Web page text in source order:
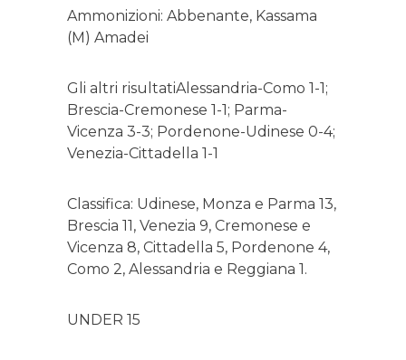
Ammonizioni: Abbenante, Kassama
(M) Amadei
Gli altri risultatiAlessandria-Como 1-1;
Brescia-Cremonese 1-1; Parma-
Vicenza 3-3; Pordenone-Udinese 0-4;
Venezia-Cittadella 1-1
Classifica: Udinese, Monza e Parma 13,
Brescia 11, Venezia 9, Cremonese e
Vicenza 8, Cittadella 5, Pordenone 4,
Como 2, Alessandria e Reggiana 1.
UNDER 15